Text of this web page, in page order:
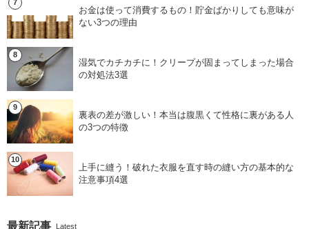
お金は使って消費するもの！貯金ばかりしても意味が
ない3つの理由
湿気でカチカチに！クリープが固まってしまった場合
の対処法3選
裏表の差が激しい！本当は腹黒くて性格に裏がある人
の3つの特徴
上手に縫う！破れた衣服を直す時の縫い方の基本的な
注意事項4選
最新記事 Latest